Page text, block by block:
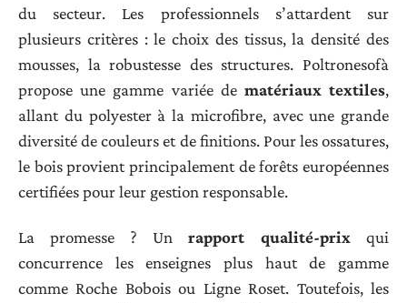
du secteur. Les professionnels s’attardent sur
plusieurs critères : le choix des tissus, la densité des
mousses, la robustesse des structures. Poltronesofà
propose une gamme variée de matériaux textiles,
allant du polyester à la microfibre, avec une grande
diversité de couleurs et de finitions. Pour les ossatures,
le bois provient principalement de forêts européennes
certifiées pour leur gestion responsable.
La promesse ? Unrapport qualité-prixqui
concurrence les enseignes plus haut de gamme
comme Roche Bobois ou Ligne Roset. Toutefois, les